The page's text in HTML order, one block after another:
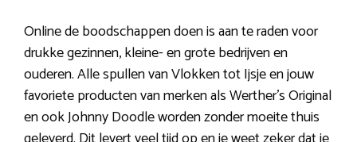
Online de boodschappen doen is aan te raden voor
drukke gezinnen, kleine- en grote bedrijven en
ouderen. Alle spullen van Vlokken tot Ijsje en jouw
favoriete producten van merken als Werther’s Original
en ook Johnny Doodle worden zonder moeite thuis